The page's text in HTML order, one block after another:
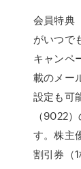
会員特典
がいつで
キャンペ
載のメー
設定も可
（9022
す。株主
割引券（